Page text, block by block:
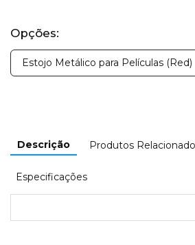
Opções:
Estojo Metálico para Películas (Red)
Descrição Produtos
Especificações